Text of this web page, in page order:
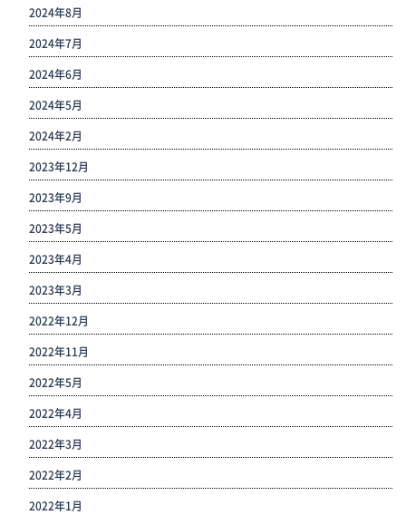
2024年8月
2024年7月
2024年6月
2024年5月
2024年2月
2023年12月
2023年9月
2023年5月
2023年4月
2023年3月
2022年12月
2022年11月
2022年5月
2022年4月
2022年3月
2022年2月
2022年1月